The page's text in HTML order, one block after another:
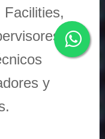
y